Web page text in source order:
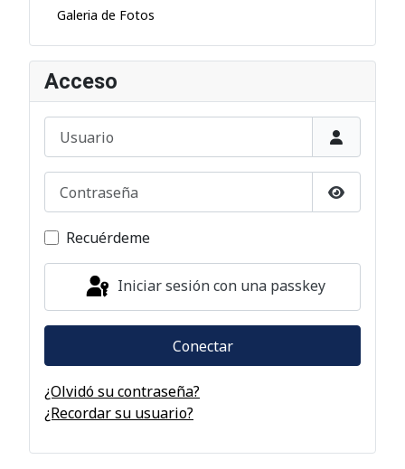
Galeria de Fotos
Acceso
Mostrar
Recuérdeme
Iniciar sesión con una passkey
Conectar
¿Olvidó su contraseña?
¿Recordar su usuario?